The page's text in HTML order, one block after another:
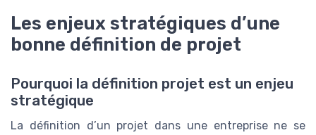
Les enjeux stratégiques d’une
bonne définition de projet
Pourquoi la définition projet est un enjeu
stratégique
La définition d’un projet dans une entreprise ne se